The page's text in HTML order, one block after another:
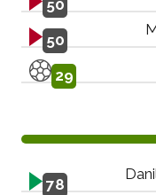
50
50
29
78